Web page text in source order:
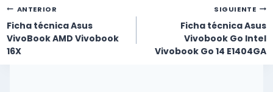
Navegación
de
entradas
ANTERIOR
Ficha técnica Asus
VivoBook AMD Vivobook
16X
SIGUIENTE
Ficha técnica Asus
Vivobook Go Intel
Vivobook Go 14 E1404GA